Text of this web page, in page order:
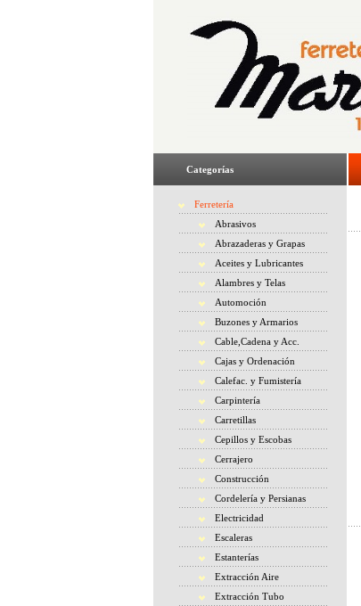
Categorías
Ferretería
Abrasivos
Abrazaderas y Grapas
Aceites y Lubricantes
Alambres y Telas
Automoción
Buzones y Armarios
Cable,Cadena y Acc.
Cajas y Ordenación
Calefac. y Fumistería
Carpintería
Carretillas
Cepillos y Escobas
Cerrajero
Construcción
Cordelería y Persianas
Electricidad
Escaleras
Estanterías
Extracción Aire
Extracción Tubo